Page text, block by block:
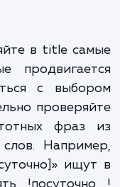
– лэптоп)
с измененным
в Сургуте в